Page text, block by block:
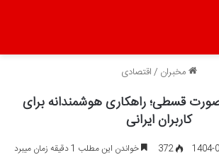
مخبران /اقتصادی
قسطی؛ راهکاری هوشمندانه برای
کاربران ایرانی
372 خواندن این مطلب 1 دقیقه زمان میبرد